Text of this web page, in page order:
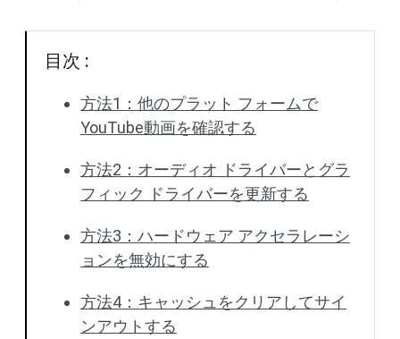
目次 :
方法1：他のプラット フォームで
YouTube動画を確認する
方法2：オーディオ ドライバーとグラ
フィック ドライバーを更新する
方法3：ハードウェア アクセラレーシ
ョンを無効にする
方法4：キャッシュをクリアしてサイ
ンアウトする